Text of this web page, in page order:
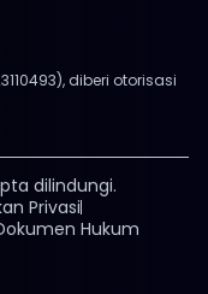
diberi otorisasi
dilindungi.
Privasi
Hukum